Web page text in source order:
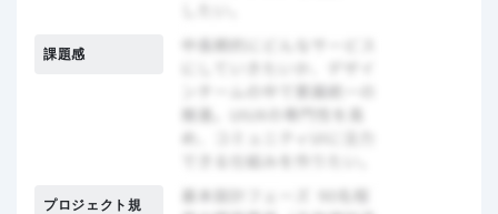
課題感
プロジェクト規